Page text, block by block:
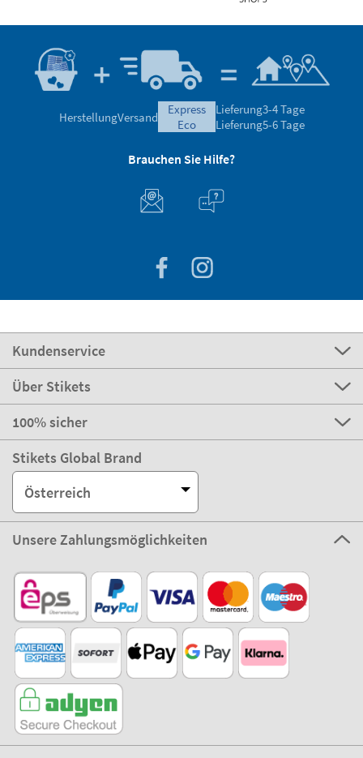
HerstellungVersand
express
eco
Lieferung3-4 Tage
Lieferung5-6 Tage
Brauchen Sie Hilfe?
Kundenservice
Über Stikets
100% sicher
Stikets Global Brand
Österreich
Unsere Zahlungsmöglichkeiten